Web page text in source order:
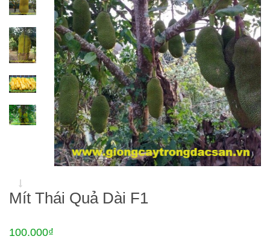
Mít Thái Quả Dài F1
100.000₫